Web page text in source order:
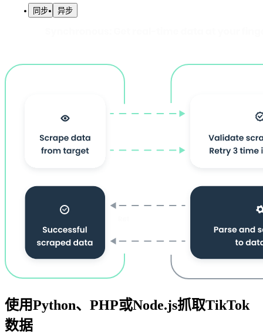
同步 异步
使用Python、PHP或Node.js抓取TikTok
数据